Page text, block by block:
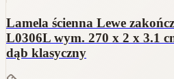
Lamela ścienna Lewe
L0306L wym. 270 x 2 x 3.1
dąb klasyczny